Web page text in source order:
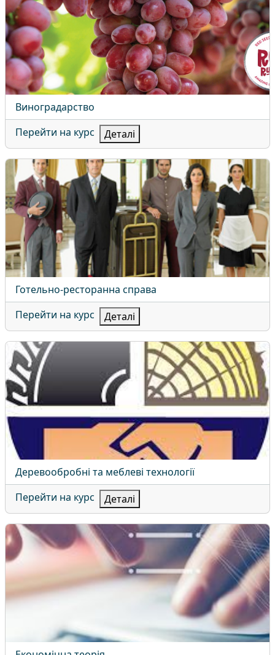
Назва курсу
Виноградарство
Перейти на курс
Деталі
Готельно-ресторанна справа
Назва курсу
Готельно-ресторанна справа
Перейти на курс
Деталі
Деревообробні та меблеві технології
Назва курсу
Деревообробні та меблеві технології
Перейти на курс
Деталі
Економічна теорія